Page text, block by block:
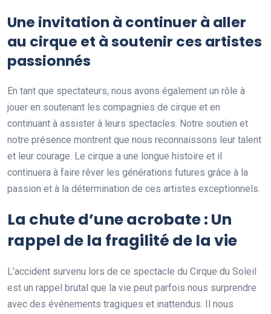
Une invitation à continuer à aller
au cirque et à soutenir ces artistes
passionnés
En tant que spectateurs, nous avons également un rôle à
jouer en soutenant les compagnies de cirque et en
continuant à assister à leurs spectacles. Notre soutien et
notre présence montrent que nous reconnaissons leur talent
et leur courage. Le cirque a une longue histoire et il
continuera à faire rêver les générations futures grâce à la
passion et à la détermination de ces artistes exceptionnels.
La chute d’une acrobate : Un
rappel de la fragilité de la vie
L’accident survenu lors de ce spectacle du Cirque du Soleil
est un rappel brutal que la vie peut parfois nous surprendre
avec des événements tragiques et inattendus. Il nous